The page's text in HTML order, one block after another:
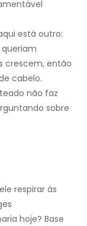
está outro:
queriam
crescem, então
cabelo.
não faz
sobre
respirar às
hoje? Base